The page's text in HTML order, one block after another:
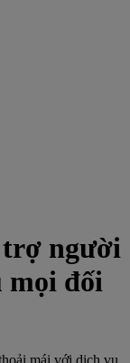
người
mọi đối
mái với dịch vụ